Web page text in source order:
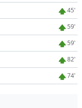
45'
59'
59'
82'
74'